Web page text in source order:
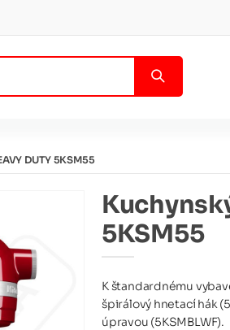
DUTY 5KSM55
5KSM55
K štandardnému
špirálový hnetací hák
úpravou (5KSMBLWF).